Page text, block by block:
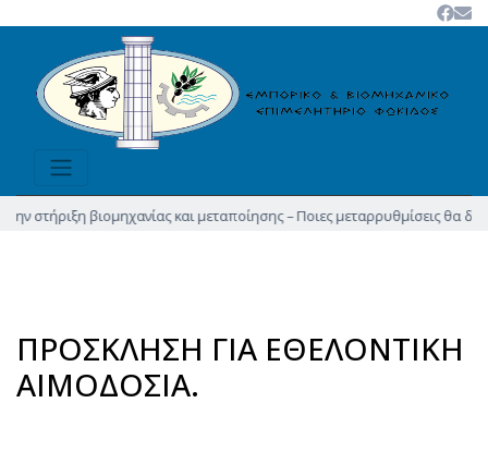
βιομηχανίας και μεταποίησης – Ποιες μεταρρυθμίσεις θα δώσουν
ΠΡΟΣΚΛΗΣΗ ΓΙΑ ΕΘΕΛΟΝΤΙΚΗ
ΑΙΜΟΔΟΣΙΑ.